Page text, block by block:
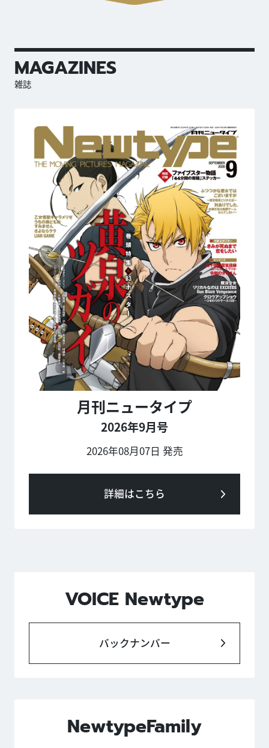
MAGAZINES
雑誌
月刊ニュータイプ
2026年9月号
2026年08月07日 発売
詳細はこちら
VOICE Newtype
バックナンバー
NewtypeFamily